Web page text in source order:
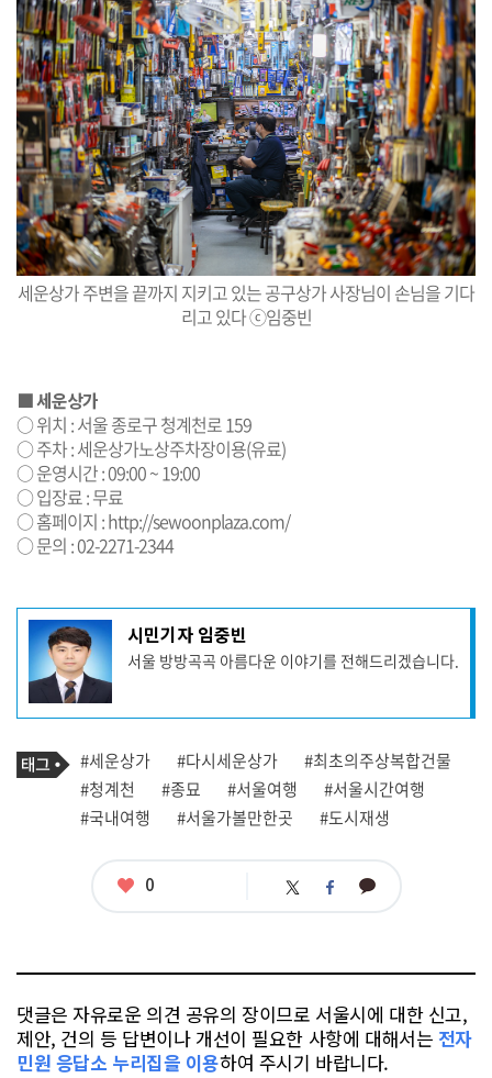
세운상가 주변을 끝까지 지키고 있는 공구상가 사장님이 손님을 기다
리고 있다 ⓒ임중빈
■ 세운상가
○ 위치 : 서울 종로구 청계천로 159
○ 주차 : 세운상가노상주차장이용(유료)
○ 운영시간 : 09:00 ~ 19:00
○ 입장료 : 무료
○ 홈페이지 :http://sewoonplaza.com/
○ 문의 : 02-2271-2344
기
사
작
성
자
프
필
시민기자 임중빈
서울 방방곡곡 아름다운 이야기를 전해드리겠습니다.
기
사
관
련
태
태
그
#세운상가 #다시세운상가
#최초의주상복합건물
#청계천
#종묘 #서울여행
#서울시간여행
#국내여행
#서울가볼만한곳 #도시재생
좋
0 트 페 카
댓글은 자유로운 의견 공유의 장이므로 서울시에 대한 신고,
제안, 건의 등 답변이나 개선이 필요한 사항에 대해서는 전자
민원 응답소 누리집을 이용하여 주시기 바랍니다.